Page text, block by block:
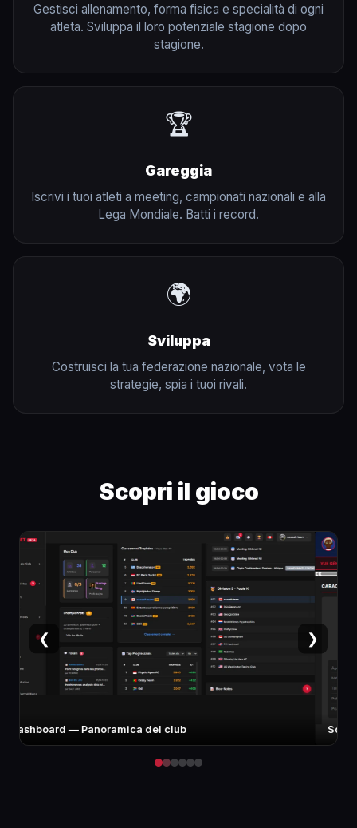
Gestisci allenamento, forma fisica e specialità di ogni
atleta. Sviluppa il loro potenziale stagione dopo
stagione.
🏆
Gareggia
Iscrivi i tuoi atleti a meeting, campionati nazionali e alla
Lega Mondiale. Batti i record.
🌍
Sviluppa
Costruisci la tua federazione nazionale, vota le
strategie, spia i tuoi rivali.
Scopri il gioco
❮
Scheda atleta — Stats e specialità
❯